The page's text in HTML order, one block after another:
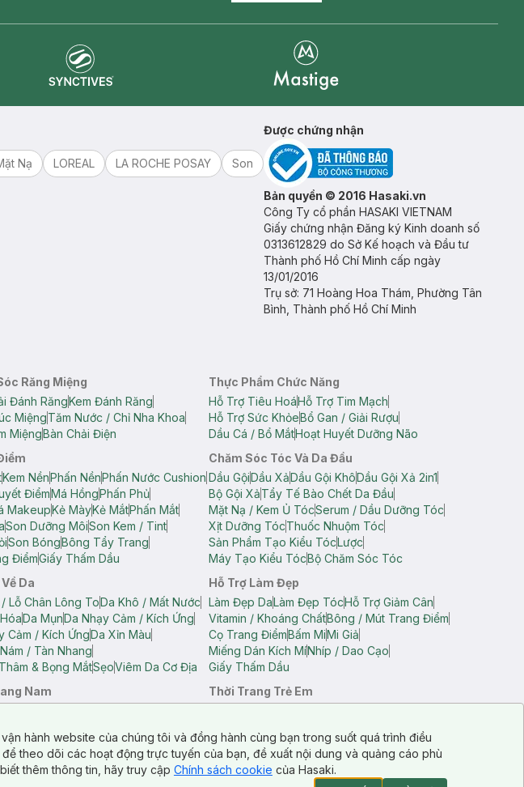
Nạ LOREAL LA ROCHE POSAY
Son
Được chứng nhận
Bản quyền © 2016 Hasaki.vn
Công Ty cổ phần HASAKI VIETNAM
Giấy chứng nhận Đăng ký Kinh doanh số
0313612829 do Sở Kế hoạch và Đầu tư
Thành phố Hồ Chí Minh cấp ngày
13/01/2016
Trụ sở: 71 Hoàng Hoa Thám, Phường Tân
Bình, Thành phố Hồ Chí Minh
Răng Miệng
Đánh RăngKem Đánh Răng
MiệngTăm Nước / Chỉ Nha Khoa
MiệngBàn Chải Điện
Thực Phẩm Chức Năng
Hỗ Trợ Tiêu HoáHỗ Trợ Tim Mạch
Hỗ Trợ Sức KhỏeBổ Gan / Giải Rượu
Dầu Cá / Bổ MắtHoạt Huyết Dưỡng Não
Kem NềnPhấn NềnPhấn Nước Cushion
ĐiểmMá HồngPhấn Phủ
MakeupKẻ MàyKẻ MắtPhấn Mắt
Son Dưỡng MôiSon Kem / Tint
Son BóngBông Tẩy Trang
ĐiểmGiấy Thấm Dầu
Chăm Sóc Tóc Và Da Đầu
Dầu GộiDầu XảDầu Gội KhôDầu Gội Xả 2in1
Bộ Gội XảTẩy Tế Bào Chết Da Đầu
Mặt Nạ / Kem Ủ TócSerum / Dầu Dưỡng Tóc
Xịt Dưỡng TócThuốc Nhuộm Tóc
Sản Phẩm Tạo Kiểu TócLược
Máy Tạo Kiểu TócBộ Chăm Sóc Tóc
Da
Lỗ Chân Lông ToDa Khô / Mất Nước
Da MụnDa Nhạy Cảm / Kích Ứng
Cảm / Kích ỨngDa Xỉn Màu
/ Tàn Nhang
& Bọng MắtSẹoViêm Da Cơ Địa
Hỗ Trợ Làm Đẹp
Làm Đẹp DaLàm Đẹp TócHỗ Trợ Giảm Cân
Vitamin / Khoáng ChấtBông / Mút Trang Điểm
Cọ Trang ĐiểmBấm MiMi Giả
Miếng Dán Kích MíNhíp / Dao Cạo
Giấy Thấm Dầu
Nam
Thời Trang Trẻ Em
hành website của chúng tôi và đồng hành cùng bạn trong suốt quá trình điều
theo dõi các hoạt động trực tuyến của bạn, đề xuất nội dung và quảng cáo phù
thêm thông tin, hãy truy cập Chính sách cookie của Hasaki.